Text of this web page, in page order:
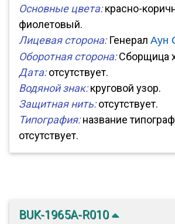
Основные цвета:красно-
фиолетовый.
Лицевая сторона:Генерал Аун
Оборотная сторона:Сборщица
Дата:отсутствует.
Водяной знак:круговой узор.
Защитная нить:отсутствует.
Типография:название
отсутствует.
BUK-1965A-R010